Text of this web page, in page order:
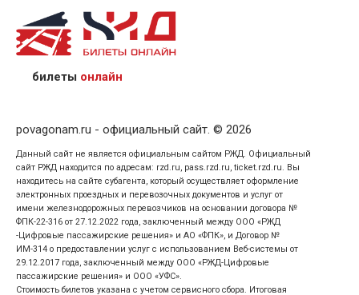
назвав кассиру 14-значный номер заказа;
предъявив удостоверение личности пассажира, на
кого оформлен билет.
билеты онлайн
povagonam.ru - официальный сайт. © 2026
Данный сайт не является официальным сайтом РЖД. Официальный
сайт РЖД находится по адресам: rzd.ru, pass.rzd.ru, ticket.rzd.ru. Вы
находитесь на сайте субагента, который осуществляет оформление
электронных проездных и перевозочных документов и услуг от
имени железнодорожных перевозчиков на основании договора №
ФПК-22-316 от 27.12.2022 года, заключенный между ООО «РЖД
-Цифровые пассажирские решения» и АО «ФПК», и Договор №
ИМ-314 о предоставлении услуг с использованием Веб-системы от
29.12.2017 года, заключенный между ООО «РЖД-Цифровые
пассажирские решения» и ООО «УФС».
Стоимость билетов указана с учетом сервисного сбора. Итоговая